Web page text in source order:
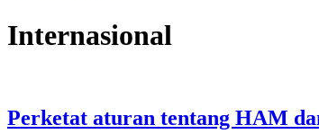
Internasional
Perketat aturan tentang HAM